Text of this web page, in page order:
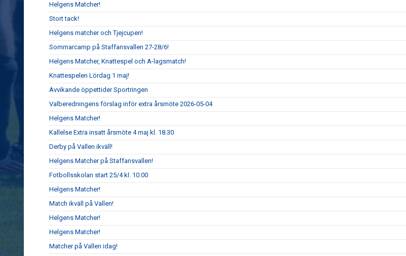
Helgens Matcher!
Stort tack!
Helgens matcher och Tjejcupen!
Sommarcamp på Staffansvallen 27-28/6!
Helgens Matcher, Knattespel och A-lagsmatch!
Knattespelen Lördag 1 maj!
Avvikande öppettider Sportringen
Valberedningens förslag inför extra årsmöte 2026-05-04
Helgens Matcher!
Kallelse Extra insatt årsmöte 4 maj kl. 18.30
Derby på Vallen ikväll!
Helgens Matcher på Staffansvallen!
Fotbollsskolan start 25/4 kl. 10.00
Helgens Matcher!
Match ikväll på Vallen!
Helgens Matcher!
Helgens Matcher!
Matcher på Vallen idag!